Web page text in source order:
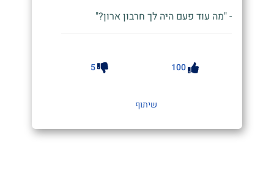
- "מה עוד פעם היה לך חרבון ארון?"
100
5
שיתוף